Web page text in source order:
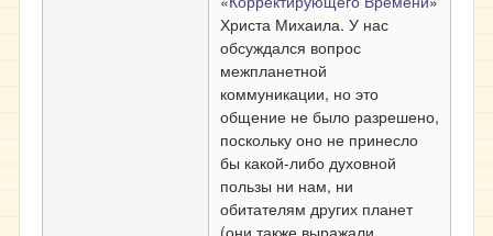
Христа Михаила. У нас
обсуждался вопрос
межпланетной
коммуникации, но это
общение не было разрешено,
поскольку оно не принесло
бы какой-либо духовной
пользы ни нам, ни
обитателям других планет
(они также выражали